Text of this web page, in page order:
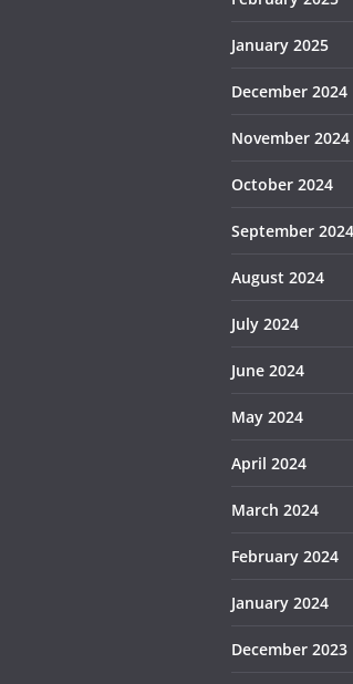
January 2025
December 2024
November 2024
October 2024
September 2024
August 2024
July 2024
June 2024
May 2024
April 2024
March 2024
February 2024
January 2024
December 2023